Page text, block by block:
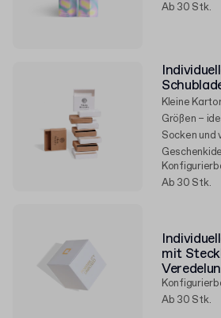
Ab 30 Stk.
Kleine
Größen –
Socken und
Ab 30 Stk.
mit
Ab 30 Stk.